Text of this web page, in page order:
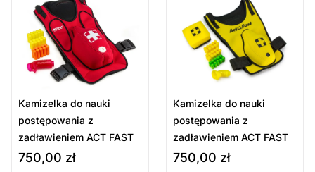
Cena
Kategorie Produktów
Akcesoria szkoleniowe
Sprzęt ratowniczy
Kamizelka do nauki
postępowania z
zadławieniem ACT FAST
750,00 zł
Kamizelka do nauki
postępowania z
zadławieniem ACT FAST
(pediatryczna)
750,00 zł